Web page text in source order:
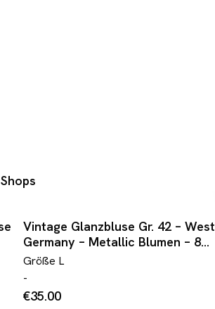
Vintage Glanzbluse Gr. 42 – West
Germany – Metallic Blumen – 80s
Glam Chic – Schwarz Gold Rosé
Größe L
-
€35.00